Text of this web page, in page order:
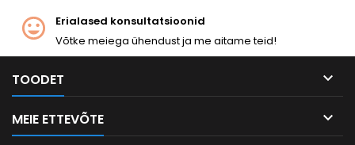
Erialased konsultatsioonid
Võtke meiega ühendust ja me aitame teid!
TOODET 
MEIE ETTEVÕTE 